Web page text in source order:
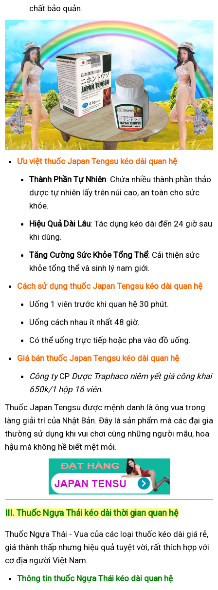
chất bảo quản.
Ưu việt thuốc Japan Tengsu kéo dài quan hệ
Thành Phần Tự Nhiên: Chứa nhiều thành phần thảo
dược tự nhiên lấy trên núi cao, an toàn cho sức
khỏe.
Hiệu Quả Dài Lâu: Tác dụng kéo dài đến 24 giờ sau
khi dùng.
Tăng Cường Sức Khỏe Tổng Thể: Cải thiện sức
khỏe tổng thể và sinh lý nam giới.
Cách sử dụng thuốc Japan Tengsu kéo dài quan hệ
Uống 1 viên trước khi quan hệ 30 phút.
Uống cách nhau ít nhất 48 giờ.
Có thể uống trực tiếp hoặc pha vào đồ uống.
Giá bán thuốc Japan Tengsu kéo dài quan hệ
Công tyCP Dược Traphaconiêm yết giá công khai
650k/1 hộp 16 viên.
Thuốc Japan Tengsu được mệnh danh là ông vua trong
làng giải trí của Nhật Bản. Đây là sản phẩm mà các đại gia
thường sử dụng khi vui chơi cùng những người mẫu, hoa
hậu mà không hề biết mệt mỏi.
III. Thuốc Ngựa Thái kéo dài thời gian quan hệ
Thuốc Ngựa Thái - Vua của các loại thuốc kéo dài giá rẻ,
giá thành thấp nhưng hiệu quả tuyệt vời, rất thích hợp với
cơ địa người Việt Nam.
Thông tin thuốc Ngựa Thái kéo dài quan hệ